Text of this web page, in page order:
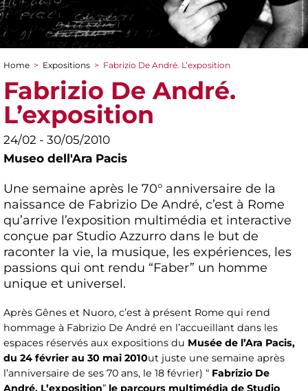
You are here
Home > Expositions > Fabrizio De André. L’exposition
Fabrizio De André.
L’exposition
24/02 - 30/05/2010
Museo dell'Ara Pacis
Une semaine après le 70° anniversaire de la
naissance de Fabrizio De André, c’est à Rome
qu’arrive l’exposition multimédia et interactive
conçue par Studio Azzurro dans le but de
raconter la vie, la musique, les expériences, les
passions qui ont rendu “Faber” un homme
unique et universel.
Après Gênes et Nuoro, c’est à présent Rome qui rend
hommage à Fabrizio De André en l’accueillant dans les
espaces réservés aux expositions du Musée de l’Ara Pacis,
du 24 février au 30 mai 2010ut juste une semaine après
l’anniversaire de ses 70 ans, le 18 février) “ Fabrizio De
André. L’exposition” le parcours multimédia de Studio